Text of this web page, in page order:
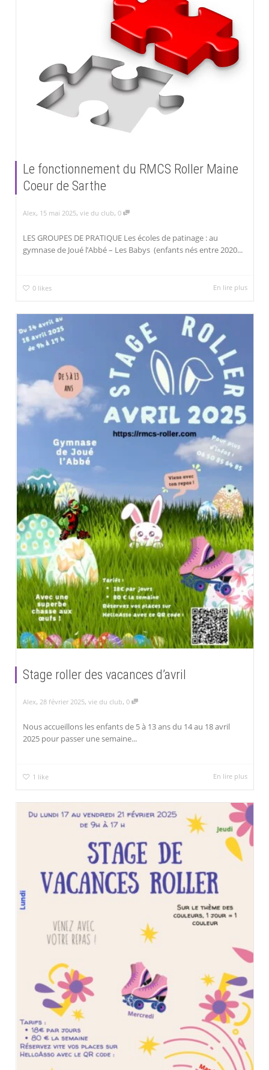
Le fonctionnement du RMCS Roller Maine
Coeur de Sarthe
Alex, 15 mai 2025, vie du club, 0
LES GROUPES DE PRATIQUE Les écoles de patinage : au
gymnase de Joué l’Abbé – Les Babys (enfants nés entre 2020...
0 likes En lire plus
Stage roller des vacances d’avril
Alex, 28 février 2025, vie du club, 0
Nous accueillons les enfants de 5 à 13 ans du 14 au 18 avril
2025 pour passer une semaine...
1 like En lire plus